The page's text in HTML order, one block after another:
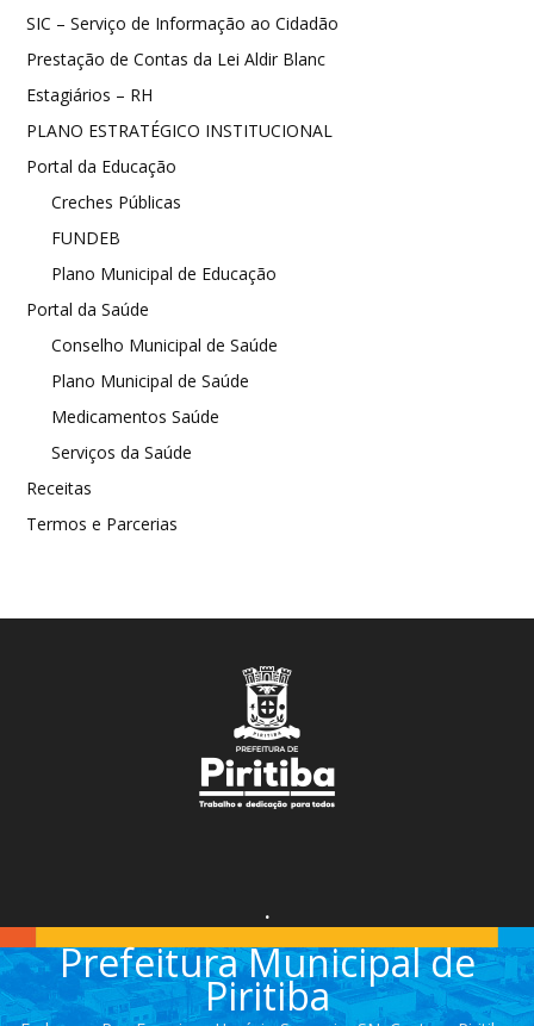
SIC – Serviço de Informação ao Cidadão
Prestação de Contas da Lei Aldir Blanc
Estagiários – RH
PLANO ESTRATÉGICO INSTITUCIONAL
Portal da Educação
Creches Públicas
FUNDEB
Plano Municipal de Educação
Portal da Saúde
Conselho Municipal de Saúde
Plano Municipal de Saúde
Medicamentos Saúde
Serviços da Saúde
Receitas
Termos e Parcerias
.
Prefeitura Municipal de
Piritiba